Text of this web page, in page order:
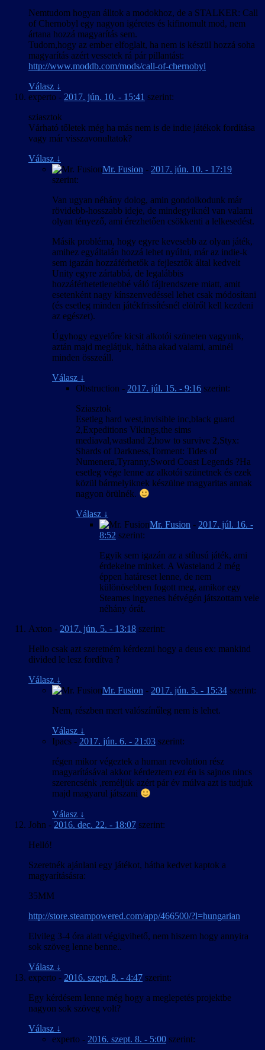
Nemtudom hogyan álltok a modokhoz, de a STALKER: Call
of Chernobyl egy nagyon igéretes és kifinomult mod, nem
ártana hozzá magyarítás sem.
Tudom,hogy az ember elfoglalt, ha nem is készül hozzá soha
magyarítás azért vessetek rá pár pillantást:
http://www.moddb.com/mods/call-of-chernobyl
Válasz ↓
experto - 2017. jún. 10. - 15:41 szerint:
sziasztok
Várható tőletek még ha más nem is de indie játékok fordítása
vagy már visszavonultatok?
Válasz ↓
Mr. Fusion - 2017. jún. 10. - 17:19
szerint:
Van ugyan néhány dolog, amin gondolkodunk már
rövidebb-hosszabb ideje, de mindegyiknél van valami
olyan tényező, ami érezhetően csökkenti a lelkesedést.
Másik probléma, hogy egyre kevesebb az olyan játék,
amihez egyáltalán hozzá lehet nyúlni, már az indie-k
sem igazán hozzáférhetők a fejlesztők által kedvelt
Unity egyre zártabbá, de legalábbis
hozzáférhetetlenebbé váló fájlrendszere miatt, amit
esetenként nagy kínszenvedéssel lehet csak módosítani
(és esetleg minden játékfrissítésnél elölről kell kezdeni
az egészet).
Úgyhogy egyelőre kicsit alkotói szüneten vagyunk,
aztán majd meglátjuk, hátha akad valami, aminél
minden összeáll.
Válasz ↓
Obstruction - 2017. júl. 15. - 9:16 szerint:
Sziasztok
Esetleg hard west,invisible inc,black guard
2,Expeditions Vikings,the sims
mediaval,wastland 2,how to survive 2,Styx:
Shards of Darkness,Torment: Tides of
Numenera,Tyranny,Sword Coast Legends ?Ha
esetleg vége lenne az alkotói szünetnek és ezek
közül bármelyiknek készülne magyaritas annak
nagyon örülnék.
Válasz ↓
Mr. Fusion - 2017. júl. 16. -
8:52 szerint:
Egyik sem igazán az a stílusú játék, ami
érdekelne minket. A Wasteland 2 még
éppen határeset lenne, de nem
különösebben fogott meg, amikor egy
Steames ingyenes hétvégén játszottam vele
néhány órát.
Axton - 2017. jún. 5. - 13:18 szerint:
Hello csak azt szeretném kérdezni hogy a deus ex: mankind
divided le lesz fordítva ?
Válasz ↓
Mr. Fusion - 2017. jún. 5. - 15:34 szerint:
Nem, részben mert valószínűleg nem is lehet.
Válasz ↓
Ipacs - 2017. jún. 6. - 21:03 szerint:
régen mikor végeztek a human revolution rész
magyarításával akkor kérdeztem ezt én is sajnos nincs
szerencsénk ,reméljük azért pár év múlva azt is tudjuk
majd magyarul játszani
Válasz ↓
John - 2016. dec. 22. - 18:07 szerint:
Helló!
Szeretnék ajánlani egy játékot, hátha kedvet kaptok a
magyarításásra:
35MM
http://store.steampowered.com/app/466500/?l=hungarian
Elvileg 3-4 óra alatt végigvihető, nem hiszem hogy annyira
sok szöveg lenne benne..
Válasz ↓
experto - 2016. szept. 8. - 4:47 szerint:
Egy kérdésem lenne még hogy a meglepetés projektbe
nagyon sok szöveg volt?
Válasz ↓
experto - 2016. szept. 8. - 5:00 szerint: